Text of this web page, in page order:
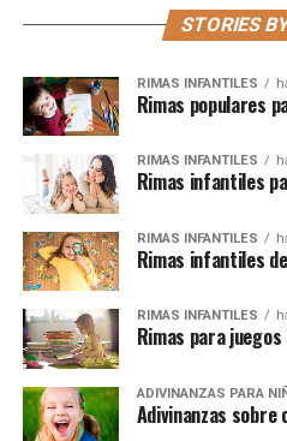
STORIES
RIMAS INFANTILES
Rimas populares
RIMAS INFANTILES
Rimas infantiles
RIMAS INFANTILES
Rimas infantiles
RIMAS INFANTILES
Rimas para
ADIVINANZAS PARA
Adivinanzas